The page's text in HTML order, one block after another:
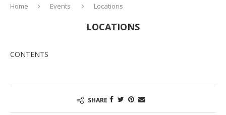
Home Events Locations
LOCATIONS
CONTENTS
SHARE